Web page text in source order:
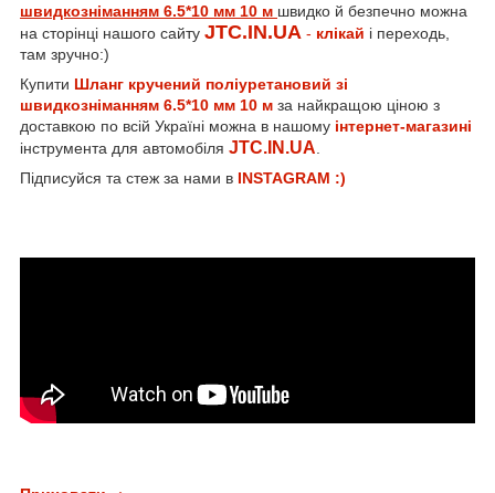
швидкозніманням 6.5*10 мм 10 м швидко й безпечно можна
на сторінці нашого сайту JTC.IN.UA - клікай і переходь,
там зручно:)
Купити Шланг кручений поліуретановий зі
швидкозніманням 6.5*10 мм 10 м за найкращою ціною з
доставкою по всій Україні можна в нашому інтернет-магазині
інструмента для автомобіля JTC.IN.UA
Підписуйся та стеж за нами в INSTAGRAM :)